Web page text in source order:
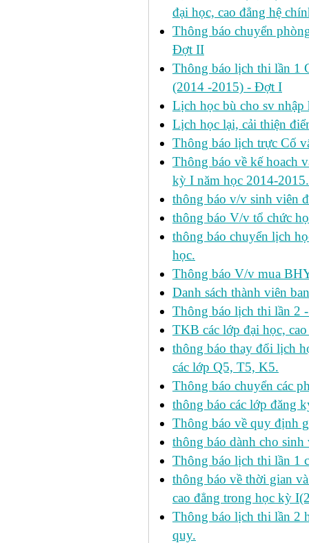
đại học, cao đẳng hệ
Thông báo chuyển
Đợt II
Thông báo lịch thi lần 1
(2014 -2015) - Đợt I
Lịch học bù cho sv
Lịch học lại, cải thiện
Thông báo lịch trực Cố
Thông báo về kế hoach
kỳ I năm học 2014-2015.
thông báo v/v sinh viên
thông báo V/v tổ chức
thông báo chuyển lịch
học.
Thông báo V/v mua
Danh sách thành viên
Thông báo lịch thi lần 2
TKB các lớp đại học,
thông báo thay đổi lịch
các lớp Q5, T5, K5.
Thông báo chuyển các
thông báo các lớp đăng
Thông báo về quy định
thông báo dành cho
Thông báo lịch thi lần 1
thông báo về thời gian
cao đẳng trong học kỳ
Thông báo lịch thi lần 2
quy.